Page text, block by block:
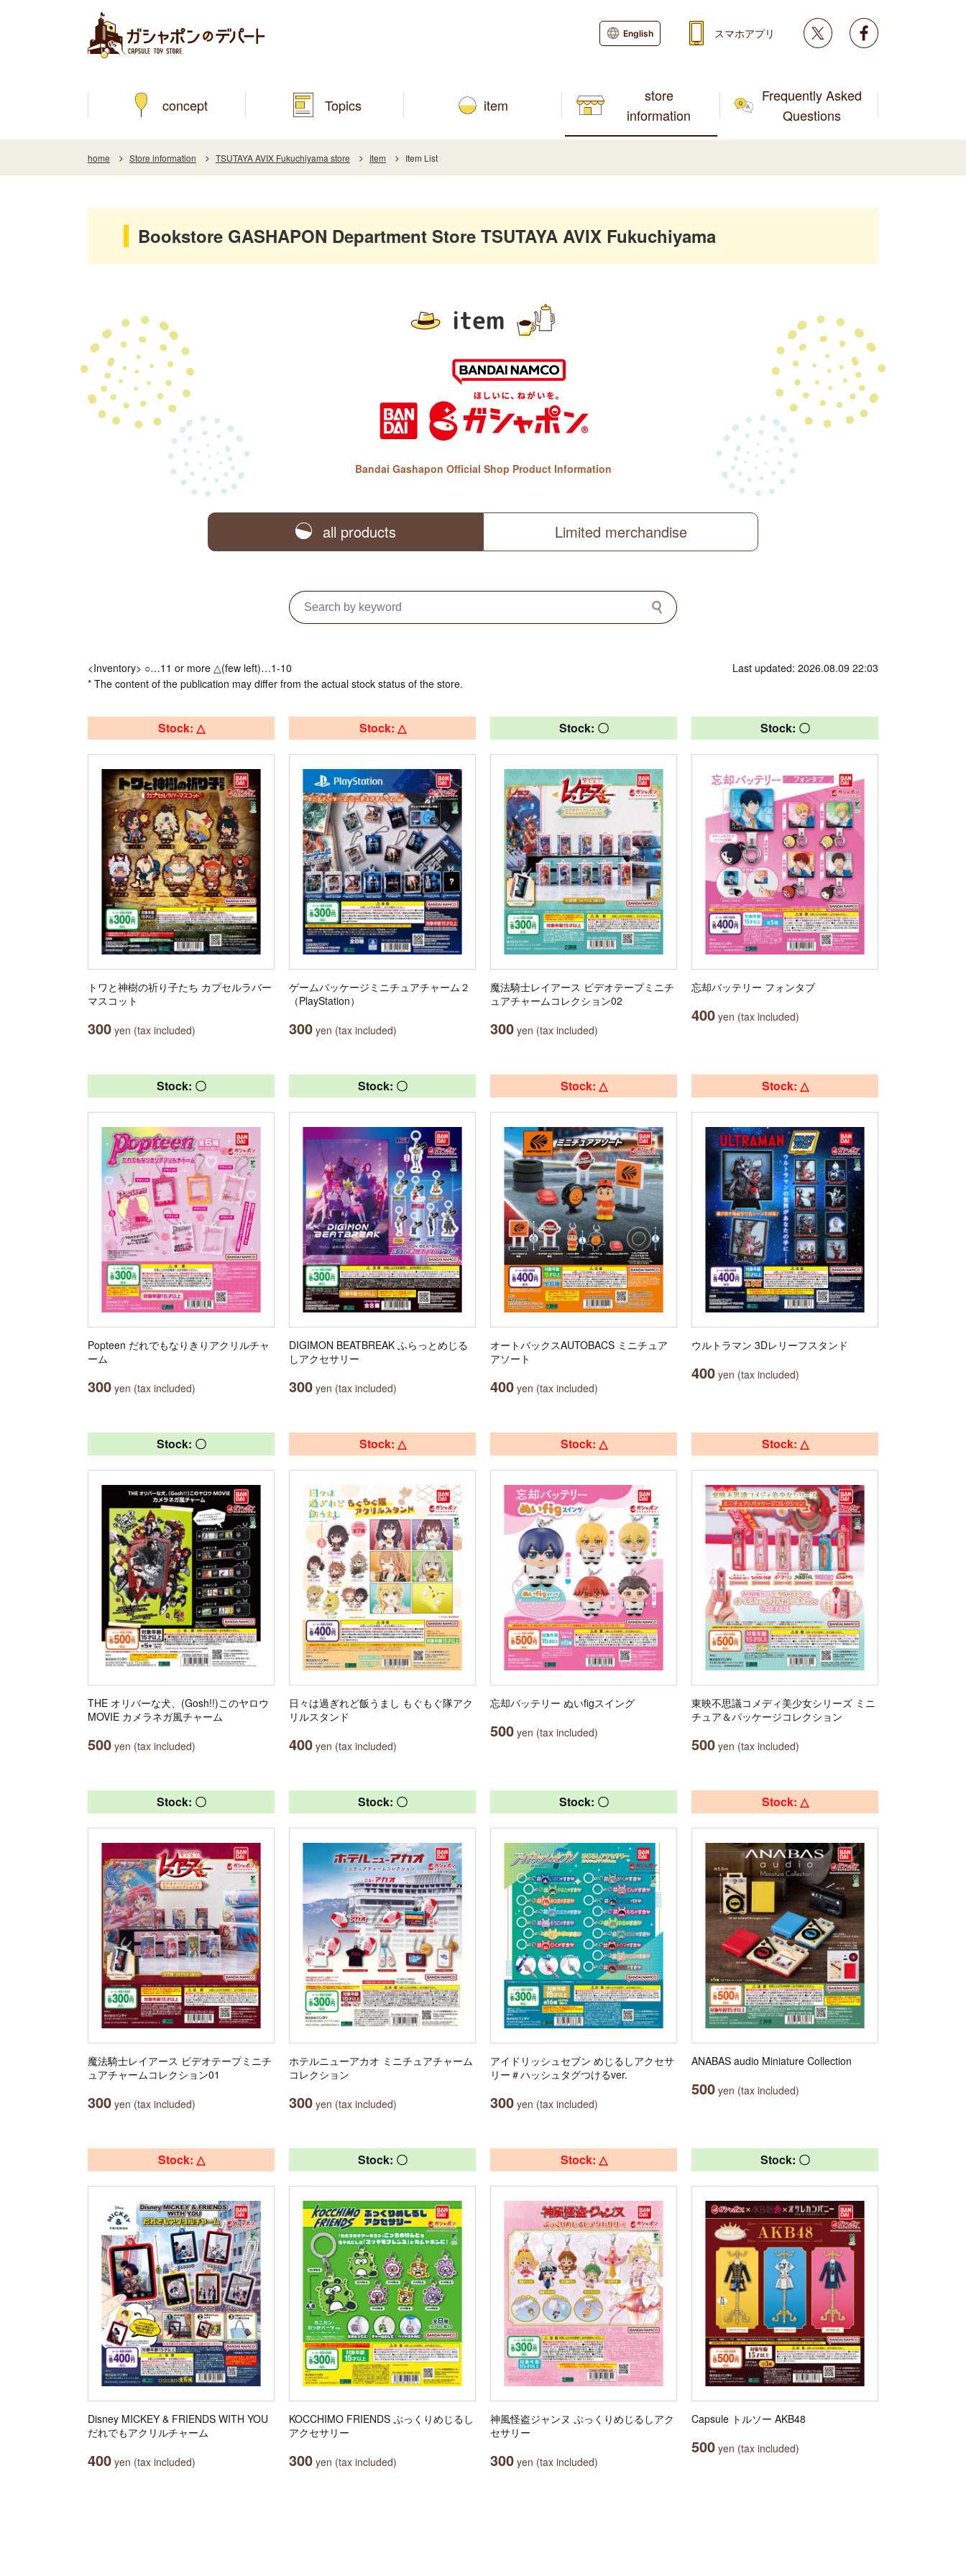
concept Topics item
store
information
Frequently Asked
Questions
English スマホアプリ Twitter
home Store information TSUTAYA AVIX Fukuchiyama store Item Item List
Bookstore GASHAPON Department Store TSUTAYA AVIX Fukuchiyama
item
Bandai Gashapon Official Shop Product Information
all products Limited merchandise
<Inventory> ○…11 or more △(few left)…1-10
* The content of the publication may differ from the actual stock status of the store.
Last updated: 2026.08.09 22:03
Stock: △
トワと神樹の祈り子たち カプセルラバー
マスコット
300 yen (tax included)
Stock: △
ゲームパッケージミニチュアチャーム２
（PlayStation）
300 yen (tax included)
Stock: 〇
魔法騎士レイアース ビデオテープミニチ
ュアチャームコレクション02
300 yen (tax included)
Stock: 〇
忘却バッテリー フォンタブ
400 yen (tax included)
Stock: 〇
Popteen だれでもなりきりアクリルチャ
ーム
300 yen (tax included)
Stock: 〇
DIGIMON BEATBREAK ふらっとめじる
しアクセサリー
300 yen (tax included)
Stock: △
オートバックスAUTOBACS ミニチュア
アソート
400 yen (tax included)
Stock: △
ウルトラマン 3Dレリーフスタンド
400 yen (tax included)
Stock: 〇
THE オリバーな犬、(Gosh!!)このヤロウ
MOVIE カメラネガ風チャーム
500 yen (tax included)
Stock: △
日々は過ぎれど飯うまし もぐもぐ隊アク
リルスタンド
400 yen (tax included)
Stock: △
忘却バッテリー ぬいfigスイング
500 yen (tax included)
Stock: △
東映不思議コメディ美少女シリーズ ミニ
チュア＆パッケージコレクション
500 yen (tax included)
Stock: 〇
魔法騎士レイアース ビデオテープミニチ
ュアチャームコレクション01
300 yen (tax included)
Stock: 〇
ホテルニューアカオ ミニチュアチャーム
コレクション
300 yen (tax included)
Stock: 〇
アイドリッシュセブン めじるしアクセサ
リー＃ハッシュタグつけるver.
300 yen (tax included)
Stock: △
ANABAS audio Miniature Collection
500 yen (tax included)
Stock: △
Disney MICKEY & FRIENDS WITH YOU
だれでもアクリルチャーム
400 yen (tax included)
Stock: 〇
KOCCHIMO FRIENDS ぷっくりめじるし
アクセサリー
300 yen (tax included)
Stock: △
神風怪盗ジャンヌ ぷっくりめじるしアク
セサリー
300 yen (tax included)
Stock: 〇
Capsule トルソー AKB48
500 yen (tax included)